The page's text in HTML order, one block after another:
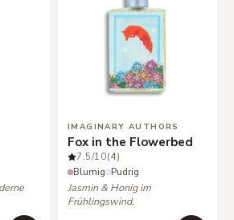
IMAGINARY AUTHORS
Fox in the Flowerbed
7.5/10(4)
Blumig Pudrig
Jasmin & Honig im
Frühlingswind.